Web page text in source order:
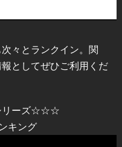
々とランクイン。関
としてぜひご利用くだ
リーズ☆☆☆
キング